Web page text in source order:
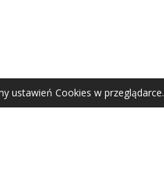
ustawień Cookies w przeglądarce.